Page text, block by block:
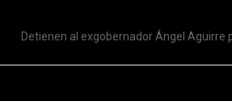
Detienen al exgobernador Ángel Aguirre